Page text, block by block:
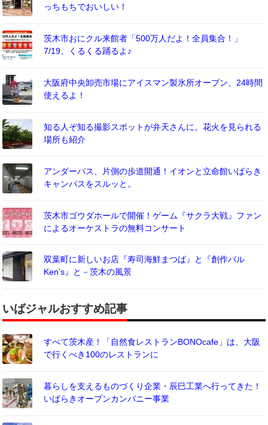
っちもちでおいしい！
茨木市おにクル来館者「500万人だよ！全員集合！」
7/19、くるくる踊るよ♪
大阪府中央卸売市場にアイスマン製氷所オープン、24時間
使えるよ！
知る人ぞ知る撮影スポットが弁天さんに。花火を見られる
場所も紹介
アンダーパス、片側の歩道開通！イオンと立命館いばらき
キャンパスをスルッと。
茨木市ゴウダホールで開催！ゲーム『サクラ大戦』ファン
によるオーケストラの無料コンサート
双葉町に新しいお店『寿司海鮮まつば』と『創作バル
Ken’s』と－茨木の風景
いばジャルおすすめ記事
すべて茨木産！「自然食レストランBONOcafe」は、大阪
で行くべき100のレストランに
暮らしを支えるものづくり企業・辰巳工業へ行ってきた！
いばらきオープンカンパニー事業